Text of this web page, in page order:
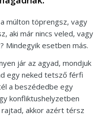
múlton töprengsz, vagy
aki már nincs veled, vagy
Mindegyik esetben más.
jár az agyad, mondjuk
egy neked tetsző férfi
a beszédedbe egy
konfliktushelyzetben
akkor azért térsz